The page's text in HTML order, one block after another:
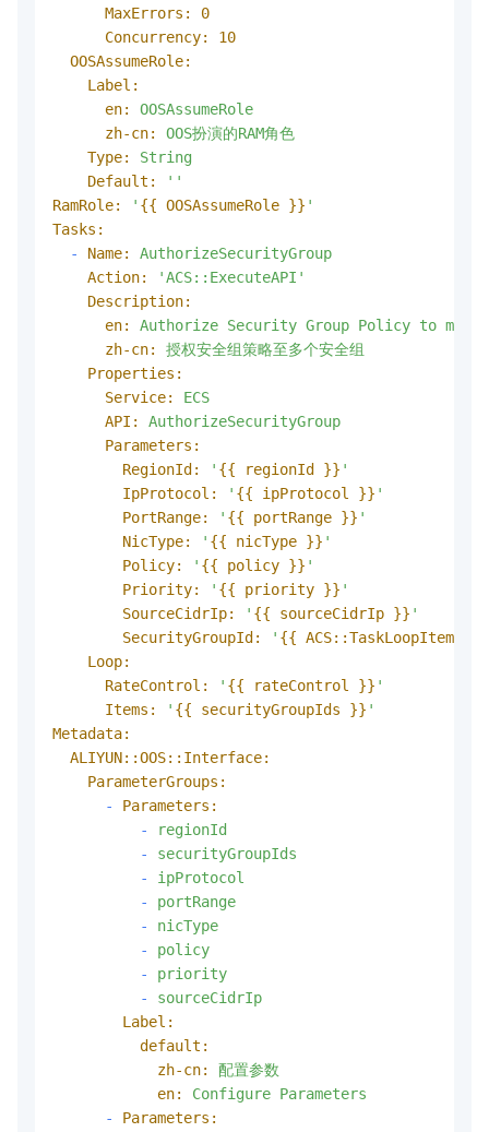
MaxErrors:
0
Concurrency:
10
OOSAssumeRole:
Label:
en:
OOSAssumeRole
zh-cn:
OOS扮演的RAM角色
Type:
String
Default:
''
RamRole:
' {{ OOSAssumeRole }} '
Tasks:
-
Name:
AuthorizeSecurityGroup
Action:
'ACS::ExecuteAPI'
Description:
en:
Authorize Security Group Policy to
zh-cn:
授权安全组策略至多个安全组
Properties:
Service:
ECS
API:
AuthorizeSecurityGroup
Parameters:
RegionId:
' {{ regionId }} '
IpProtocol:
' {{ ipProtocol }} '
PortRange:
' {{ portRange }} '
NicType:
' {{ nicType }} '
Policy:
' {{ policy }} '
Priority:
' {{ priority }} '
SourceCidrIp:
' {{ sourceCidrIp }} '
SecurityGroupId:
' {{ ACS::TaskLoopItem }}
Loop:
RateControl:
' {{ rateControl }} '
Items:
' {{ securityGroupIds }} '
Metadata:
ALIYUN::OOS::Interface:
ParameterGroups:
-
Parameters:
-
regionId
-
securityGroupIds
-
ipProtocol
-
portRange
-
nicType
-
policy
-
priority
-
sourceCidrIp
Label:
default:
zh-cn:
配置参数
en:
Configure Parameters
-
Parameters: